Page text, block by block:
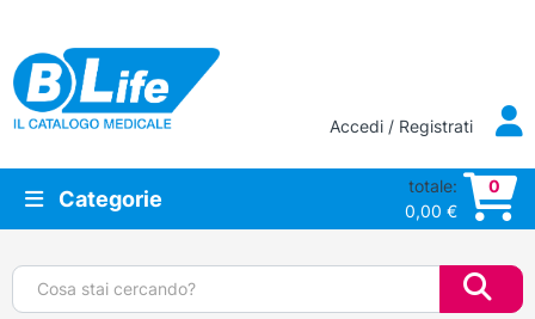
Vai al contenuto principale
Accedi / Registrati
Categorie
totale:
0,00 €
0
Cerca: